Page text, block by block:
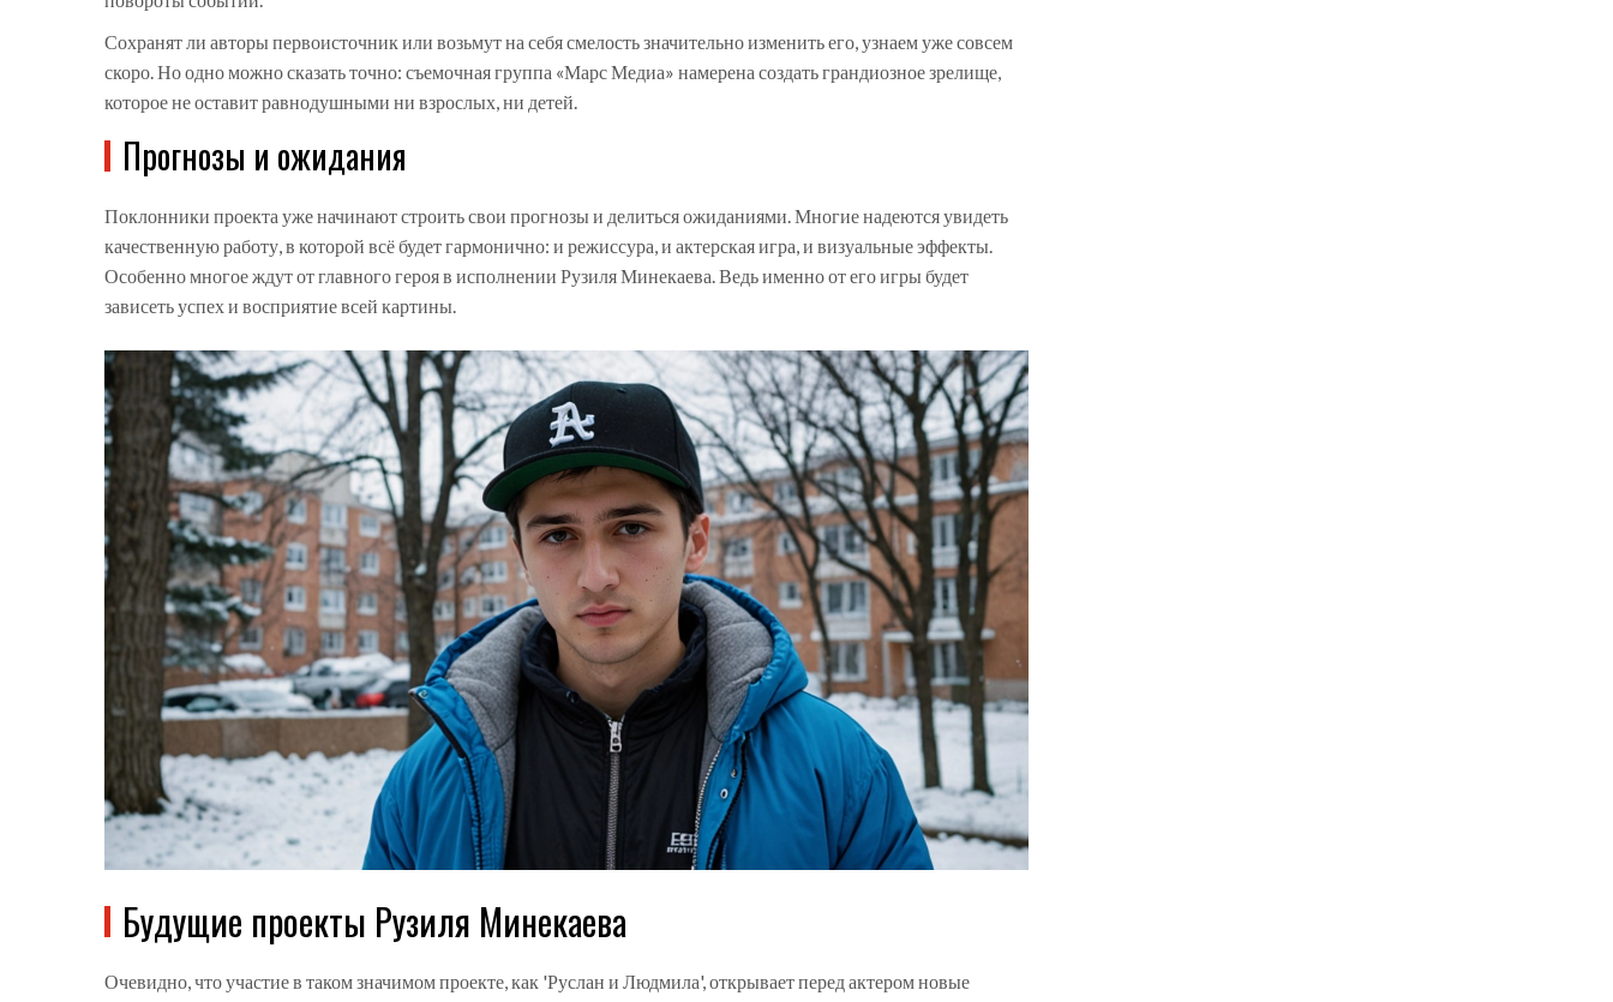
Сохранят ли авторы первоисточник или возьмут на себя смелость значительно изменить его, узнаем уже совсем
скоро. Но одно можно сказать точно: съемочная группа «Марс Медиа» намерена создать грандиозное зрелище,
которое не оставит равнодушными ни взрослых, ни детей.
Прогнозы и ожидания
Поклонники проекта уже начинают строить свои прогнозы и делиться ожиданиями. Многие надеются увидеть
качественную работу, в которой всё будет гармонично: и режиссура, и актерская игра, и визуальные эффекты.
Особенно многое ждут от главного героя в исполнении Рузиля Минекаева. Ведь именно от его игры будет
зависеть успех и восприятие всей картины.
Будущие проекты Рузиля Минекаева
Очевидно, что участие в таком значимом проекте, как 'Руслан и Людмила', открывает перед актером новые